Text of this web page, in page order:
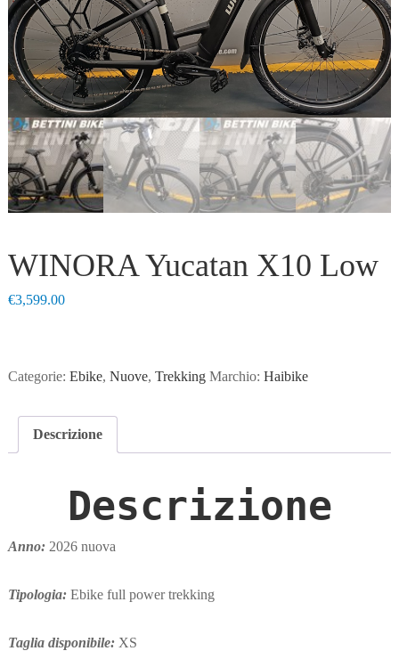
WINORA Yucatan X10 Low
€3,599.00
Categorie: Ebike, Nuove, Trekking Marchio: Haibike
Descrizione
Descrizione
Anno: 2026 nuova
Tipologia:Ebike full power trekking
Taglia disponibile: XS